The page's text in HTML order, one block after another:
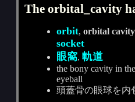
The orbital_cavity
orbit,orbital cavity
socket
眼窩,軌道
the bony cavity in
eyeball
頭蓋骨の眼球を内